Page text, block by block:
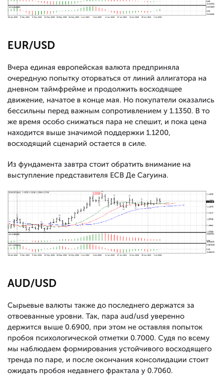
EUR/USD
Вчера единая европейская валюта предприняла
очередную попытку оторваться от линий аллигатора на
дневном таймфрейме и продолжить восходящее
движение, начатое в конце мая. Но покупатели оказались
бессильны перед важным сопротивлением у 1.1350. В то
же время особо снижаться пара не спешит, и пока цена
находится выше значимой поддержки 1.1200,
восходящий сценарий остается в силе.
Из фундамента завтра стоит обратить внимание на
выступление представителя ECB Де Сагуина.
AUD/USD
Сырьевые валюты также до последнего держатся за
отвоеванные уровни. Так, пара aud/usd уверенно
держится выше 0.6900, при этом не оставляя попыток
пробоя психологической отметки 0.7000. Судя по всему
мы наблюдаем формирования устойчивого восходящего
тренда по паре, и после окончания консолидации стоит
ожидать пробоя недавнего фрактала у 0.7060.